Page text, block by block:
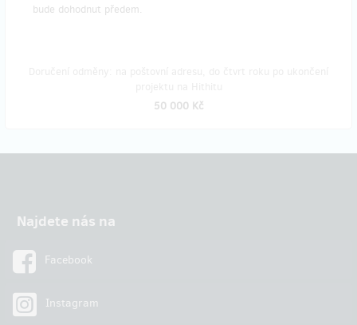
bude dohodnut předem.
50 000 Kč
Najdete nás na
Facebook
Instagram